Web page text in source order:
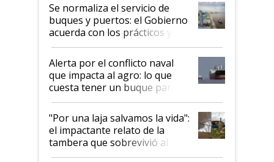
Se normaliza el servicio de
buques y puertos: el Gobierno
acuerda con los prácticos y
suspende el decreto de
desregulación
Alerta por el conflicto naval
que impacta al agro: lo que
cuesta tener un buque parado
y el peligro de que Argentina
pase a ser "país sucio"
"Por una laja salvamos la vida":
el impactante relato de la
tambera que sobrevivió al
tornado